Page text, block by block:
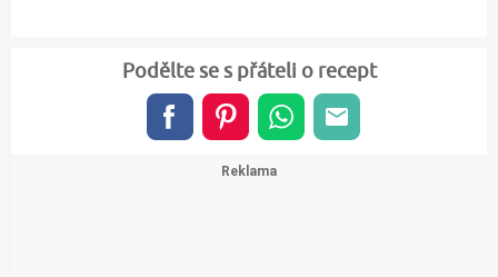
Podělte se s přáteli o recept